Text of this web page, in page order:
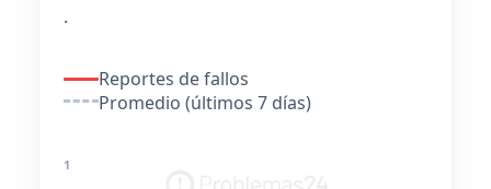
.
Reportes de fallos
Promedio (últimos 7 días)
1